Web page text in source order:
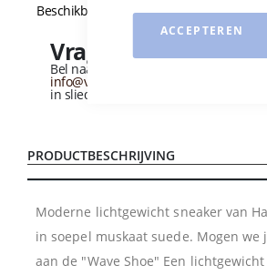
ACCEPTEREN
Beschikbaarheid:Niet op voorraad
Vragen over dit
Bel naar of stuur
info@vandervliesschoenen.nl of
in sliedrecht
PRODUCTBESCHRIJVING
Moderne lichtgewicht sneaker van
in soepel muskaat suede. Mogen we
aan de "Wave Shoe" Een